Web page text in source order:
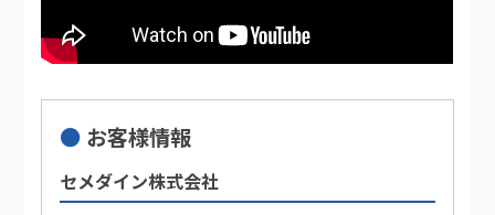
お客様情報
セメダイン株式会社